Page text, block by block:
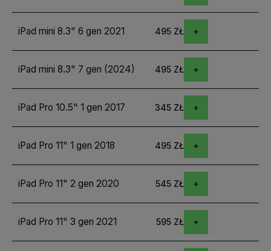
iPad mini 8.3" 6 gen 2021 495 ZŁ
iPad mini 8.3" 7 gen (2024) 495 ZŁ
iPad Pro 10.5" 1 gen 2017 345 ZŁ
iPad Pro 11" 1 gen 2018 495 ZŁ
iPad Pro 11" 2 gen 2020 545 ZŁ
iPad Pro 11" 3 gen 2021 595 ZŁ